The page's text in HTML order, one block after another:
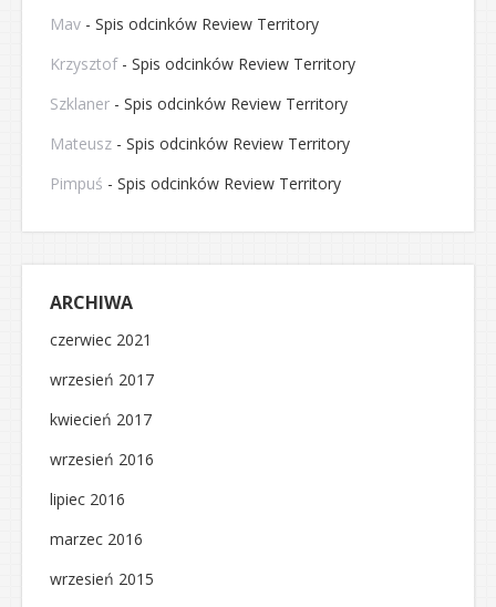
Mav - Spis odcinków Review Territory
Krzysztof- Spis odcinków Review Territory
Szklaner - Spis odcinków Review Territory
Mateusz - Spis odcinków Review Territory
Pimpuś - Spis odcinków Review Territory
ARCHIWA
czerwiec 2021
wrzesień 2017
kwiecień 2017
wrzesień 2016
lipiec 2016
marzec 2016
wrzesień 2015